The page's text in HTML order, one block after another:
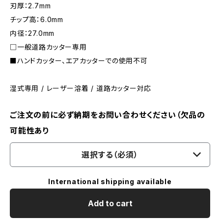
刃厚：2.7mm
チップ高：6.0mm
内径：27.0mm
□一般道路カッター専用
■ハンドカッター、エアカッターでの使用不可
湿式専用 / レーザー溶着 / 道路カッター対応
ご注文の前に必ず納期をお問い合わせください（欠品の
可能性あり
選択する（必須）
International shipping available
Add to cart